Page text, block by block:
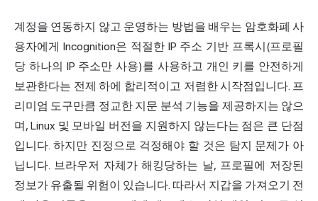
계정을 연동하지 않고 운영하는 방법을 배우는 암호화폐 사
용자에게 Incognition은 적절한 IP 주소 기반 프록시(프로필
당 하나의 IP 주소만 사용)를 사용하고 개인 키를 안전하게
보관한다는 전제 하에 합리적이고 저렴한 시작점입니다. 프
리미엄 도구만큼 정교한 지문 분석 기능을 제공하지는 않으
며, Linux 및 모바일 버전을 지원하지 않는다는 점은 큰 단점
입니다. 하지만 진정으로 걱정해야 할 것은 탐지 문제가 아
닙니다. 브라우저 자체가 해킹당하는 날, 프로필에 저장된
정보가 유출될 위험이 있습니다. 따라서 지갑을 가져오기 전